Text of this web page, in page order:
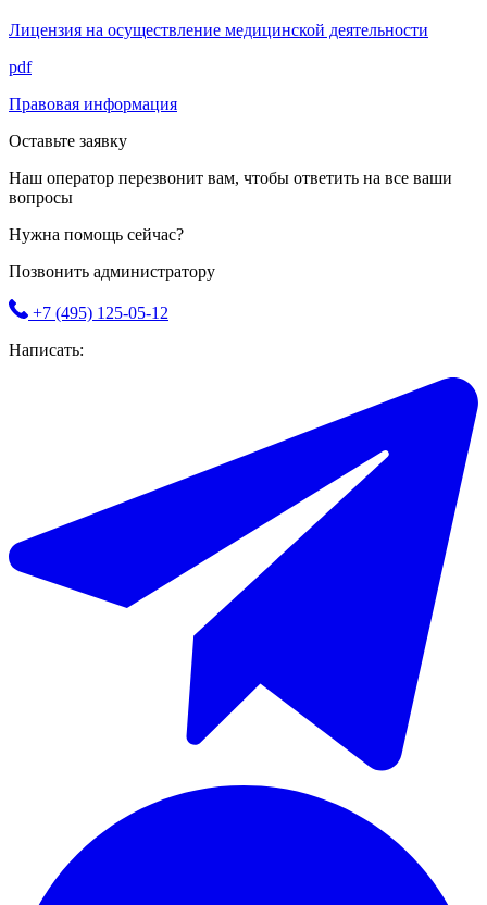
Лицензия на осуществление медицинской деятельности
pdf
Правовая информация
Оставьте заявку
Наш оператор перезвонит вам, чтобы ответить на все ваши
вопросы
Нужна помощь сейчас?
Позвонить администратору
+7 (495) 125-05-12
Написать: